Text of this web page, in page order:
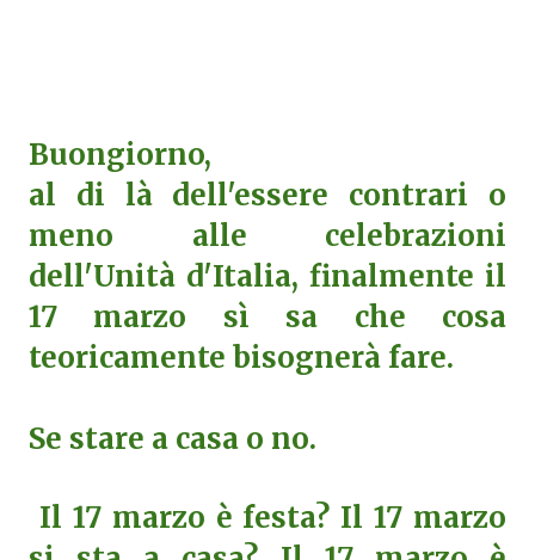
Buongiorno,
al di là dell'essere contrari o
meno alle celebrazioni
dell'Unità d'Italia, finalmente il
17 marzo sì sa che cosa
teoricamente bisognerà fare.
Se stare a casa o no.
Il 17 marzo è festa? Il 17 marzo